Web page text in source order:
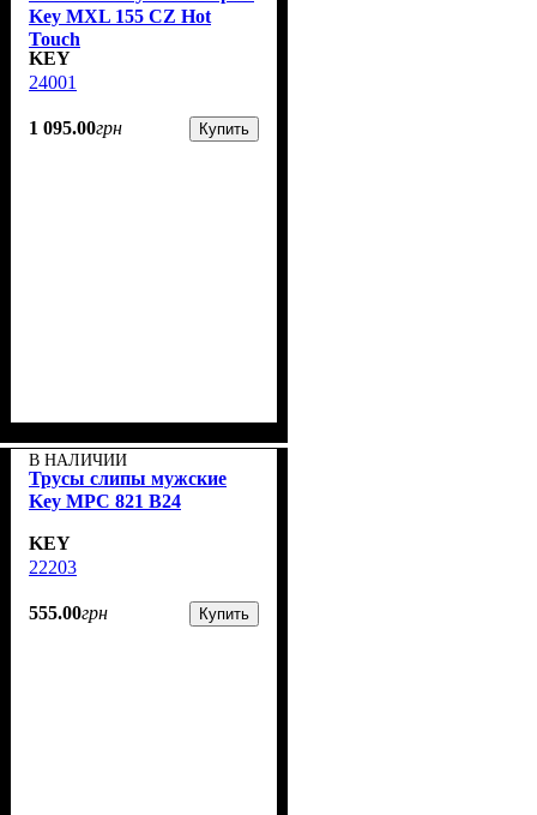
Key MXL 155 CZ Hot
Touch
KEY
24001
1 095.00грн Купить
В НАЛИЧИИ
Трусы слипы мужские
Key MPC 821 B24
KEY
22203
555.00грн Купить